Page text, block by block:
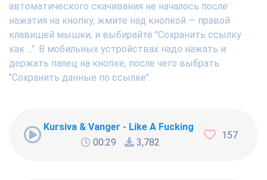
автоматического скачивания не началось после
нажатия на кнопку, жмите над кнопкой — правой
клавишей мышки, и выбирайте "Сохранить ссылку
как ...". В мобильных устройствах надо нажать и
держать палец на кнопке, после чего выбрать
"Сохранить данные по ссылке".
Kursiva & Vanger - Like A Fucking Newbie
00:29
3,782
157